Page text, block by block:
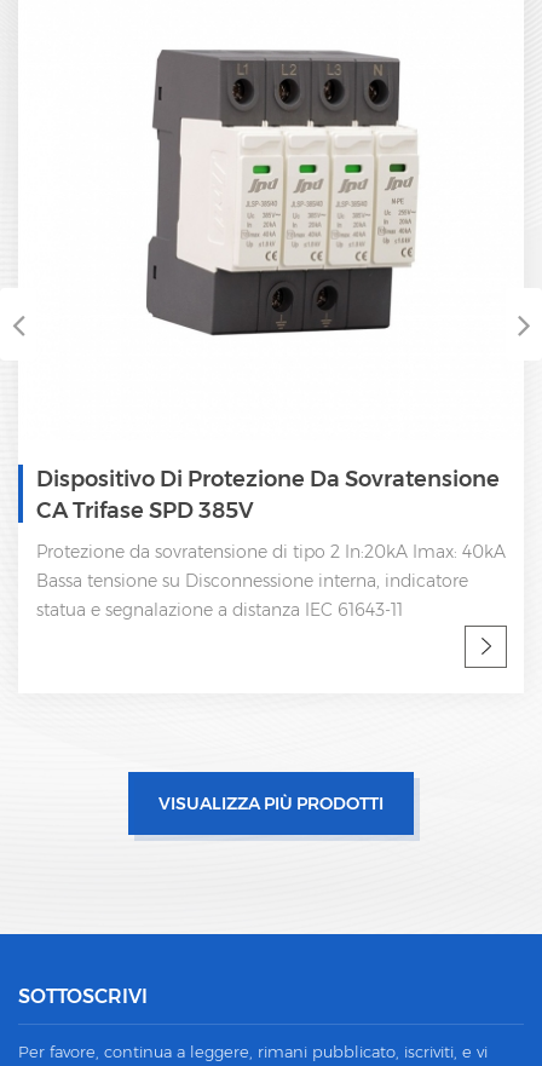
Dispositivo Di Protezione Da Sovratensione
CA Trifase SPD 385V
Protezione da sovratensione di tipo 2 In:20kA Imax: 40kA
Bassa tensione su Disconnessione interna, indicatore
statua e segnalazione a distanza IEC 61643-11
VISUALIZZA PIÙ PRODOTTI
SOTTOSCRIVI
Per favore, continua a leggere, rimani pubblicato, iscriviti, e vi